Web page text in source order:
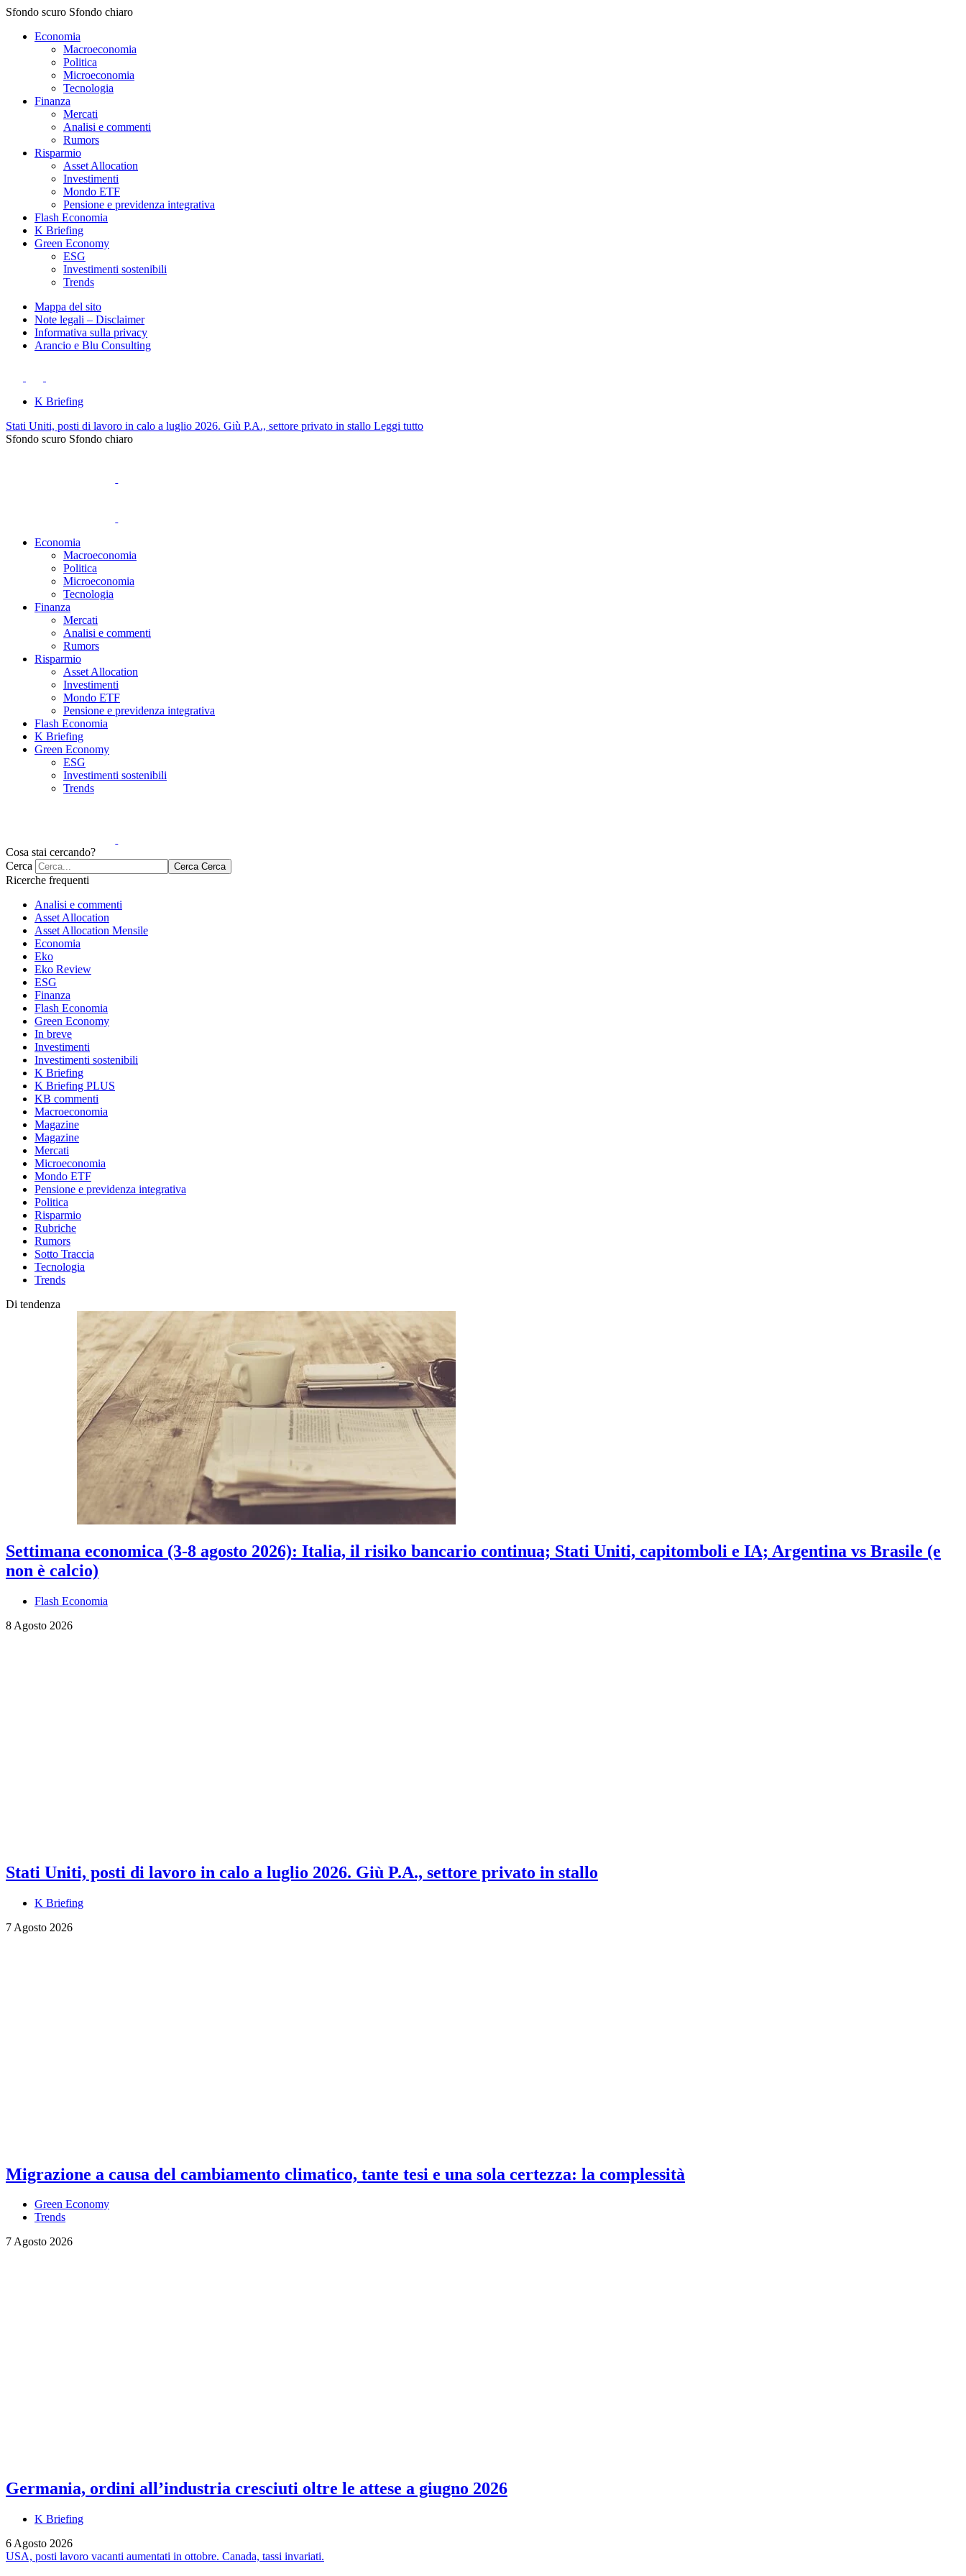
Sfondo scuro Sfondo chiaro
Economia
Macroeconomia
Politica
Microeconomia
Tecnologia
Finanza
Mercati
Analisi e commenti
Rumors
Risparmio
Asset Allocation
Investimenti
Mondo ETF
Pensione e previdenza integrativa
Flash Economia
K Briefing
Green Economy
ESG
Investimenti sostenibili
Trends
Mappa del sito
Note legali – Disclaimer
Informativa sulla privacy
Arancio e Blu Consulting
K Briefing
Stati Uniti, posti di lavoro in calo a luglio 2026. Giù P.A., settore privato in stallo Leggi tutto
Sfondo scuro Sfondo chiaro
Economia
Macroeconomia
Politica
Microeconomia
Tecnologia
Finanza
Mercati
Analisi e commenti
Rumors
Risparmio
Asset Allocation
Investimenti
Mondo ETF
Pensione e previdenza integrativa
Flash Economia
K Briefing
Green Economy
ESG
Investimenti sostenibili
Trends
Cosa stai cercando?
Cerca
Cerca Cerca
Ricerche frequenti
Analisi e commenti
Asset Allocation
Asset Allocation Mensile
Economia
Eko
Eko Review
ESG
Finanza
Flash Economia
Green Economy
In breve
Investimenti
Investimenti sostenibili
K Briefing
K Briefing PLUS
KB commenti
Macroeconomia
Magazine
Magazine
Mercati
Microeconomia
Mondo ETF
Pensione e previdenza integrativa
Politica
Risparmio
Rubriche
Rumors
Sotto Traccia
Tecnologia
Trends
Di tendenza
Settimana economica (3-8 agosto 2026): Italia, il risiko bancario continua; Stati Uniti, capitomboli e IA; Argentina vs Brasile (e
non è calcio)
Flash Economia
8 Agosto 2026
Stati Uniti, posti di lavoro in calo a luglio 2026. Giù P.A., settore privato in stallo
K Briefing
7 Agosto 2026
Migrazione a causa del cambiamento climatico, tante tesi e una sola certezza: la complessità
Green Economy
Trends
7 Agosto 2026
Germania, ordini all’industria cresciuti oltre le attese a giugno 2026
K Briefing
6 Agosto 2026
USA, posti lavoro vacanti aumentati in ottobre. Canada, tassi invariati.